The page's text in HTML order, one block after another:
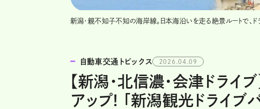
新潟・親不知子不知の海岸線。日本海沿いを走る絶景ルートで、
自動車交通トピックス 2026.04.09
【新潟・北信濃・会津ドライ
アップ! 「新潟観光ドライブ